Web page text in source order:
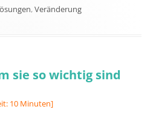
,Veränderung
sie so wichtig sind
10 Minuten]